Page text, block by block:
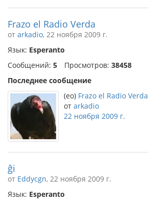
Frazo el Radio Verda
от arkadio, 22 ноября 2009 г.
Язык: Esperanto
Сообщений: 5 Просмотров: 38458
Последнее сообщение
(eo) Frazo el Radio Verda
от arkadio
22 ноября 2009 г.
ĝi
от Eddycgn, 22 ноября 2009 г.
Язык: Esperanto